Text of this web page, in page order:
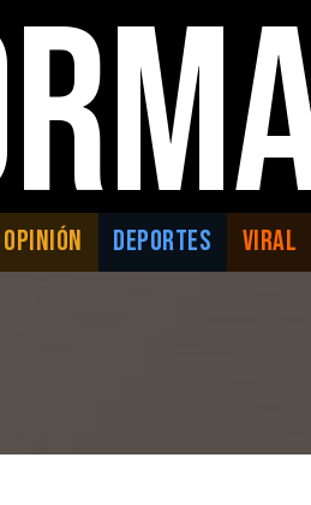
OPINIÓN DEPORTES VIRAL